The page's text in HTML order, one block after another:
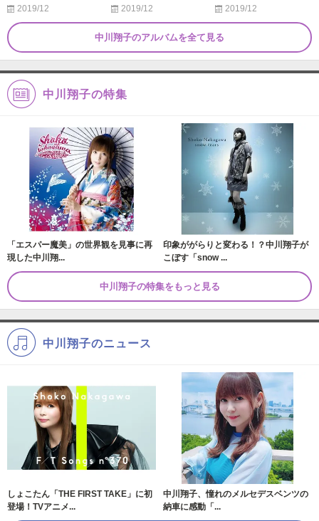
2019/12
2019/12
2019/12
中川翔子のアルバムを全て見る
中川翔子の特集
「エスパー魔美」の世界観を見事に再
現した中川翔...
印象ががらりと変わる！？中川翔子が
こぼす「snow ...
中川翔子の特集をもっと見る
中川翔子のニュース
しょこたん「THE FIRST TAKE」に初
登場！TVアニメ...
中川翔子、憧れのメルセデスベンツの
納車に感動「...